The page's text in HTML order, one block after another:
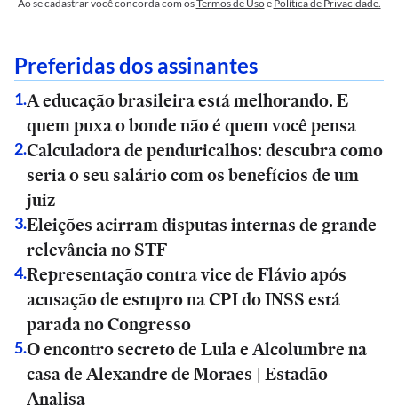
Ao se cadastrar você concorda com osTermos de Usoe Política de Privacidade.
Preferidas dos assinantes
1.A educação brasileira está melhorando. E
quem puxa o bonde não é quem você pensa
2.Calculadora de penduricalhos: descubra como
seria o seu salário com os benefícios de um
juiz
3.Eleições acirram disputas internas de grande
relevância no STF
4.Representação contra vice de Flávio após
acusação de estupro na CPI do INSS está
parada no Congresso
5.O encontro secreto de Lula e Alcolumbre na
casa de Alexandre de Moraes | Estadão
Analisa